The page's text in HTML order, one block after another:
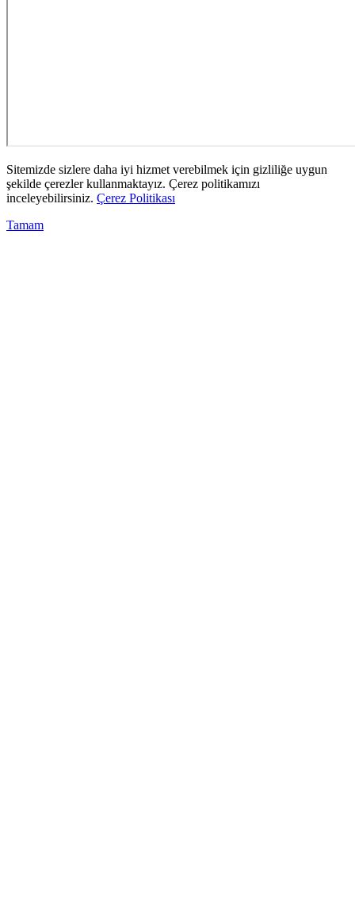
Sitemizde sizlere daha iyi hizmet verebilmek için gizliliğe uygun
şekilde çerezler kullanmaktayız. Çerez politikamızı
inceleyebilirsiniz. Çerez Politikası
Tamam